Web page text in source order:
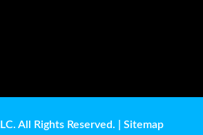
All Rights Reserved. | Sitemap